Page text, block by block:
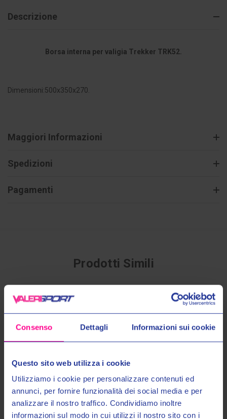
Consenso Dettagli Informazioni sui cookie
Questo sito web utilizza i cookie
Utilizziamo i cookie per personalizzare contenuti ed
annunci, per fornire funzionalità dei social media e per
analizzare il nostro traffico. Condividiamo inoltre
informazioni sul modo in cui utilizzi il nostro sito con i
Descrizione
Borsa interna per valigia Trekker TRK52.
Dimensioni:500x350x270.
Maggiori Informazioni
Spedizioni
Pagamenti
Prodotti Simili
Givi srl Givi srl